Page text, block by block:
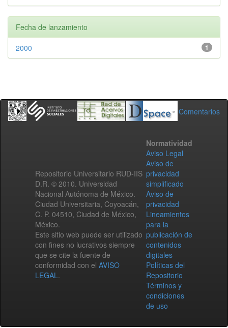
Fecha de lanzamiento
1
2000
Comentarios
Repositorio Universitario RUD-IIS
D.R. © 2010. Universidad
Nacional Autónoma de México.
Ciudad Universitaria, Coyoacán,
C. P. 04510, Ciudad de México,
México.
Este sitio web puede ser utilizado
con fines no lucrativos siempre
que se cite la fuente de
conformidad con el AVISO
LEGAL.
Normatividad
Aviso Legal
Aviso de
privacidad
simplificado
Aviso de
privacidad
Lineamientos
para la
publicación de
contenidos
digitales
Políticas del
Repositorio
Términos y
condiciones
de uso